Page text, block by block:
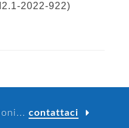
2022-922)
contattaci